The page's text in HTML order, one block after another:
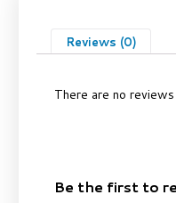
Reviews (0)
There are no
Be the first to